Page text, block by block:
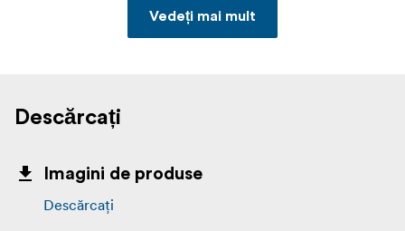
Vedeți mai mult
Descărcați
Imagini de produse
Descărcați